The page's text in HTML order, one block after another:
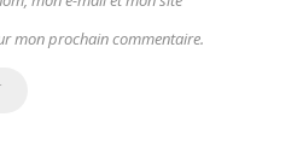
mon prochain commentaire.